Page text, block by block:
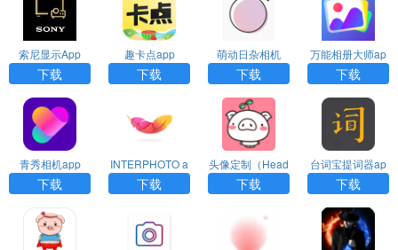
索尼显示App
下载
趣卡点app
下载
萌动日杂相机
（RiZaCam）ap
p
下载
万能相册大师ap
p
下载
青秀相机app
下载
INTERPHOTO a
pp
下载
头像定制（Head
portrait makin
g）app
下载
台词宝提词器ap
p
下载